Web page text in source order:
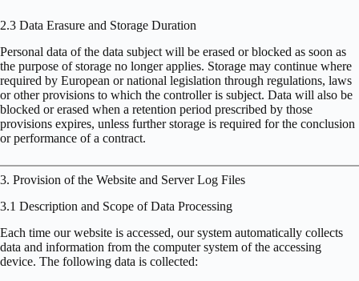
2.3 Data Erasure and Storage Duration
Personal data of the data subject will be erased or blocked as soon as
the purpose of storage no longer applies. Storage may continue where
required by European or national legislation through regulations, laws
or other provisions to which the controller is subject. Data will also be
blocked or erased when a retention period prescribed by those
provisions expires, unless further storage is required for the conclusion
or performance of a contract.
3. Provision of the Website and Server Log Files
3.1 Description and Scope of Data Processing
Each time our website is accessed, our system automatically collects
data and information from the computer system of the accessing
device. The following data is collected: